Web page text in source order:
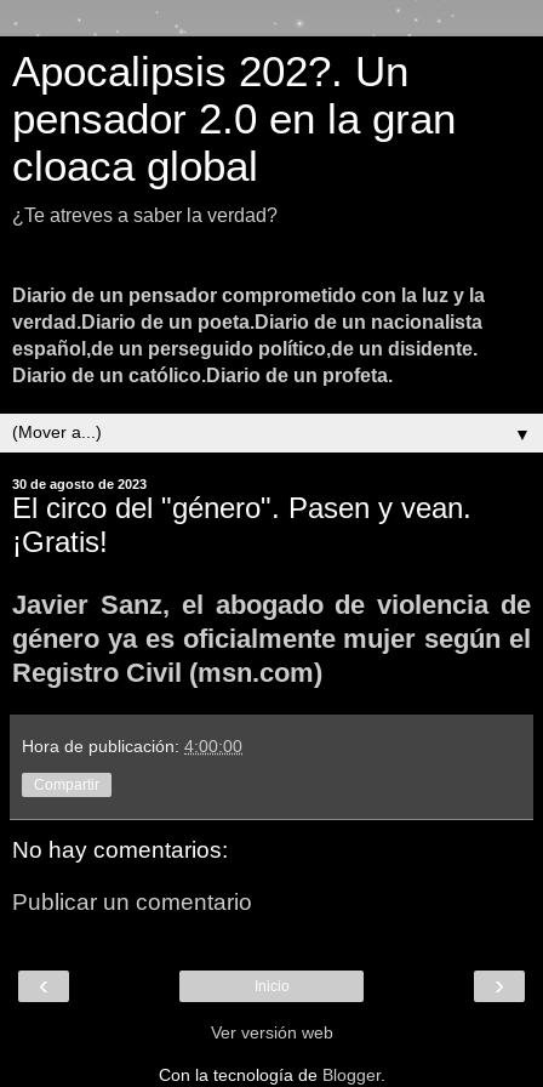
Apocalipsis 202?. Un
pensador 2.0 en la gran
cloaca global
¿Te atreves a saber la verdad?
Diario de un pensador comprometido con la luz y la
verdad.Diario de un poeta.Diario de un nacionalista
español,de un perseguido político,de un disidente.
Diario de un católico.Diario de un profeta.
▼
30 de agosto de 2023
El circo del "género". Pasen y vean.
¡Gratis!
Javier Sanz, el abogado de violencia de
género ya es oficialmente mujer según el
Registro Civil (msn.com)
Hora de publicación: 4:00:00
Compartir
No hay comentarios:
Publicar un comentario
‹ ›
Inicio
Ver versión web
Con la tecnología de Blogger.